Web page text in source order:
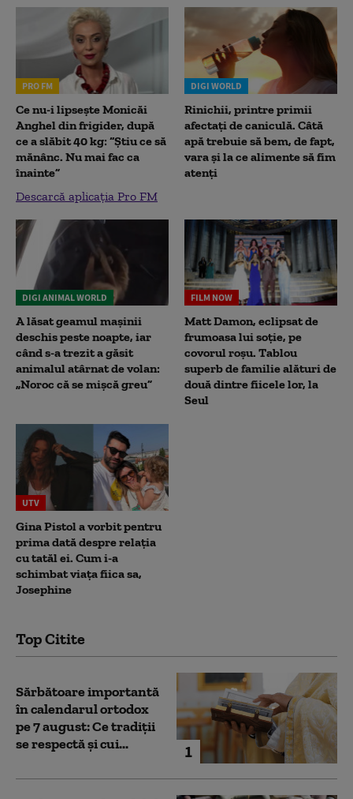
PRO FM
Ce nu-i lipsește Monicăi
Anghel din frigider, după
ce a slăbit 40 kg: “Știu ce să
mănânc. Nu mai fac ca
înainte”
Descarcă aplicația Pro FM
DIGI WORLD
Rinichii, printre primii
afectați de caniculă. Câtă
apă trebuie să bem, de fapt,
vara și la ce alimente să fim
atenți
DIGI ANIMAL WORLD
A lăsat geamul mașinii
deschis peste noapte, iar
când s-a trezit a găsit
animalul atârnat de volan:
„Noroc că se mișcă greu”
FILM NOW
Matt Damon, eclipsat de
frumoasa lui soție, pe
covorul roșu. Tablou
superb de familie alături de
două dintre fiicele lor, la
Seul
UTV
Gina Pistol a vorbit pentru
prima dată despre relația
cu tatăl ei. Cum i-a
schimbat viața fiica sa,
Josephine
Top Citite
1
Sărbătoare importantă
în calendarul ortodox
pe 7 august: Ce tradiții
se respectă și cui...